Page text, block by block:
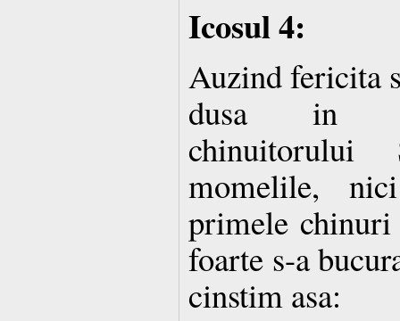
Icosul 4:
Auzind fericita
dusa in
momelile,
primele chinuri
foarte s-a
cinstim asa: